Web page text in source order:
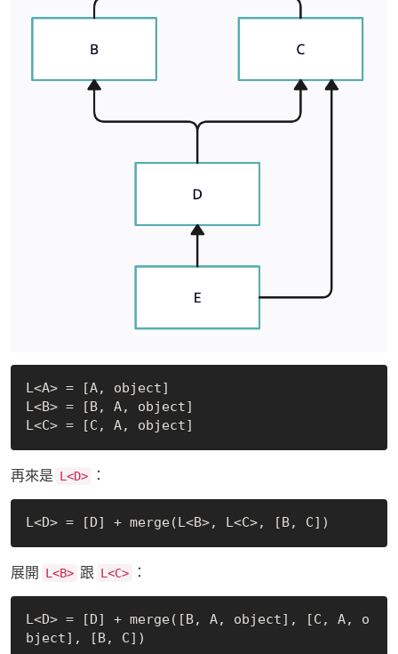
L<A> = [A, object]
L<B> = [B, A, object]
再來是 L<D> ：
展開 L<B> 跟 L<C> ：
L<D> = [D] + merge([B, A, object], [C, A, o